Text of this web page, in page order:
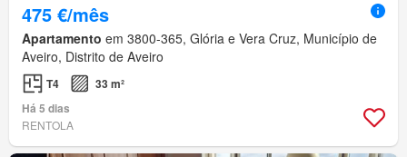
475 €/mês
Apartamento em 3800-365, Glória e Vera Cruz, Município de
Aveiro, Distrito de Aveiro
T4
33 m²
Há 5 dias
RENTOLA